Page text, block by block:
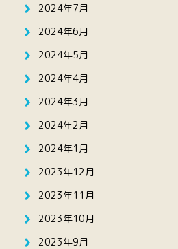
2024年7月
2024年6月
2024年5月
2024年4月
2024年3月
2024年2月
2024年1月
2023年12月
2023年11月
2023年10月
2023年9月